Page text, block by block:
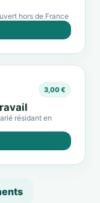
hors de France
3,00 €
résidant en